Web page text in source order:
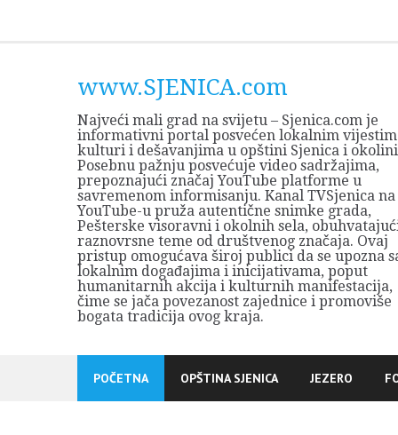
www.SJENICA.com
Najveći mali grad na svijetu – Sjenica.com je
informativni portal posvećen lokalnim
kulturi i dešavanjima u opštini Sjenica i
Posebnu pažnju posvećuje video sadržajima,
prepoznajući značaj YouTube platforme u
savremenom informisanju. Kanal TVSjenica na
YouTube-u pruža autentične snimke grada,
Pešterske visoravni i okolnih sela,
raznovrsne teme od društvenog značaja. Ovaj
pristup omogućava široj publici da se upozna
lokalnim događajima i inicijativama, poput
humanitarnih akcija i kulturnih manifestacija,
čime se jača povezanost zajednice i promoviše
bogata tradicija ovog kraja.
POČETNA OPŠTINA SJENICA JEZERO